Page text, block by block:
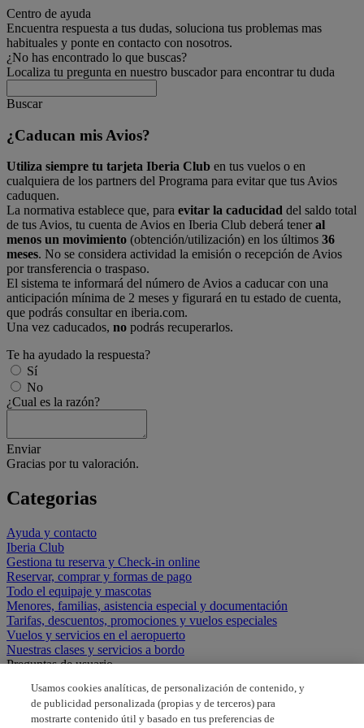
Centro de ayuda
Encuentra respuesta a tus dudas, soluciona tus problemas mas
habituales y ponte en contacto con nosotros.
¿No has encontrado lo que buscas?
Localiza tu pregunta en nuestro buscador para encontrar tu duda
Buscar
¿Caducan mis Avios?
Utiliza siempre tu tarjeta Iberia Club en tus vuelos o en
cualquiera de los partners del Programa para evitar que tus Avios
caduquen.
La normativa establece que, para evitar la caducidad del saldo total
de tus Avios, tu cuenta de Avios en Iberia Club deberá teneral
menos un movimiento (obtención/utilización) en los últimos 36
meses. No se considera actividad la emisión o recepción de Avios
por transferencia o traspaso.
El sistema te informará del número de Avios a caducar con una
anticipación mínima de 2 meses y figurará en tu estado de cuenta,
que podrás consultar en iberia.com.
Una vez caducados, no podrás recuperarlos.
Te ha ayudado la respuesta?
Sí
No
¿Cual es la razón?
Enviar
Gracias por tu valoración.
Categorias
Ayuda y contacto
Iberia Club
Gestiona tu reserva y Check-in online
Reservar, comprar y formas de pago
Todo el equipaje y mascotas
Menores, familias, asistencia especial y documentación
Tarifas, descuentos, promociones y vuelos especiales
Vuelos y servicios en el aeropuerto
Nuestras clases y servicios a bordo
Preguntas de usuario
Tiempo para poder utilizar el boni
Usamos cookies analíticas, de personalización de contenido, y
de publicidad personalizada (propias y de terceros) para
mostrarte contenido útil y basado en tus preferencias de